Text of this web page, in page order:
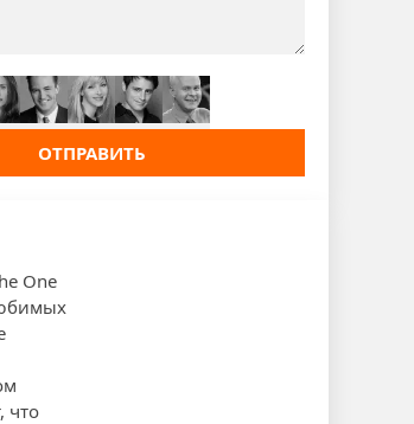
ОТПРАВИТЬ
One
что